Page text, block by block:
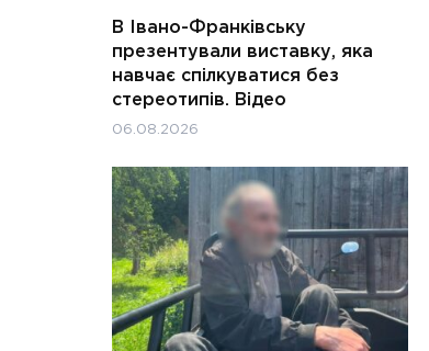
В Івано-Франківську
презентували виставку, яка
навчає спілкуватися без
стереотипів. Відео
06.08.2026